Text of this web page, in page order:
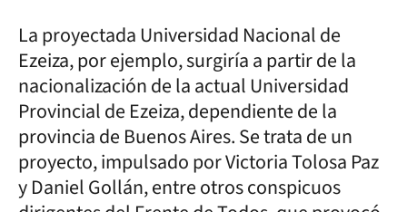
La proyectada Universidad Nacional de
Ezeiza, por ejemplo, surgiría a partir de la
nacionalización de la actual Universidad
Provincial de Ezeiza, dependiente de la
provincia de Buenos Aires. Se trata de un
proyecto, impulsado por Victoria Tolosa Paz
y Daniel Gollán, entre otros conspicuos